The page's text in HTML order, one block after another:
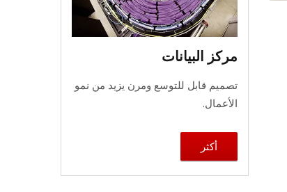
مركز البيانات
تصميم قابل للتوسع ومرن يزيد من نمو
الأعمال.
أكثر